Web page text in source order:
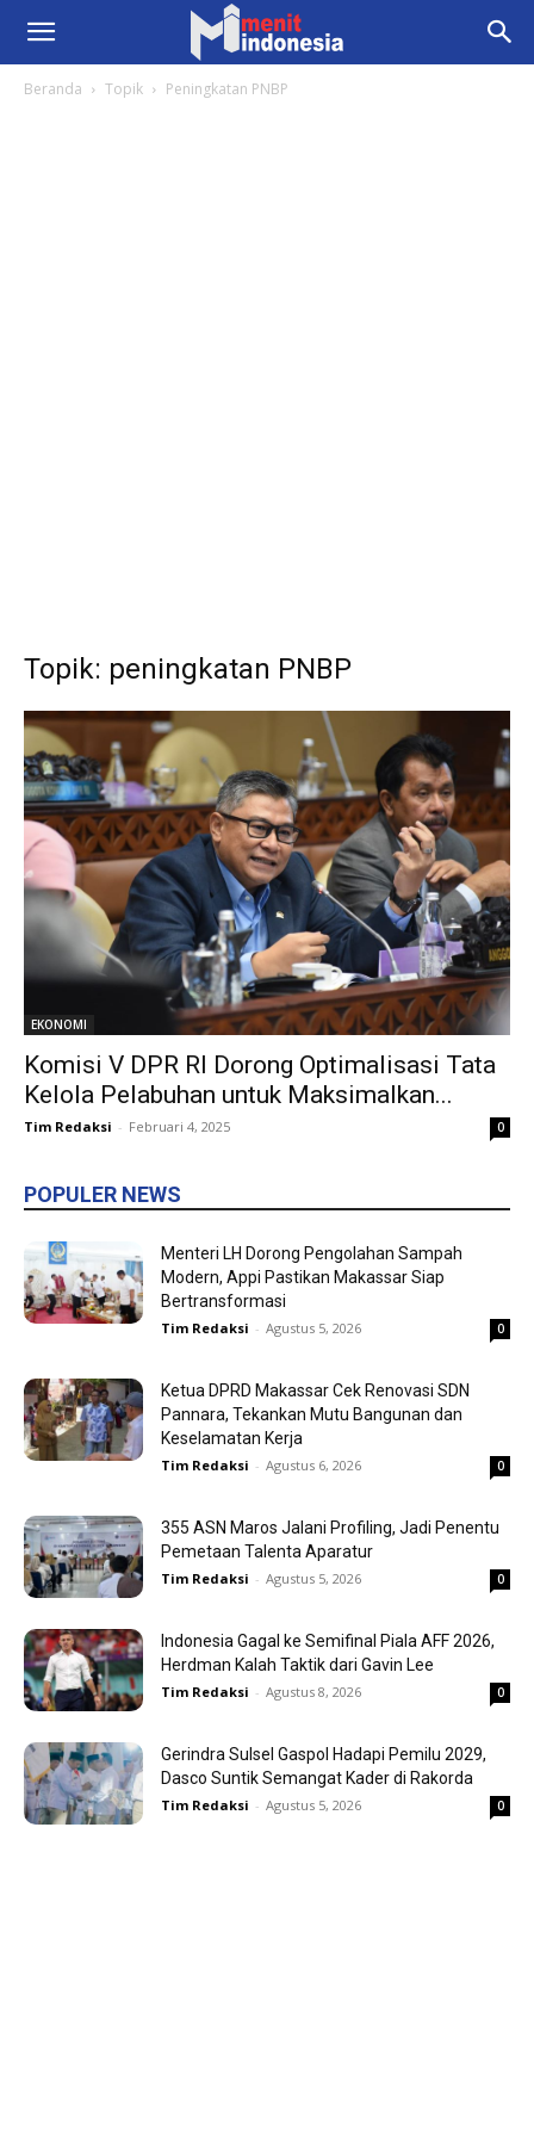
Beranda Topik Peningkatan PNBP
Topik: peningkatan PNBP
EKONOMI
Komisi V DPR RI Dorong Optimalisasi Tata
Kelola Pelabuhan untuk Maksimalkan...
Tim Redaksi - Februari 4, 2025 0
POPULER NEWS
Menteri LH Dorong Pengolahan Sampah
Modern, Appi Pastikan Makassar Siap
Bertransformasi
Tim Redaksi - Agustus 5, 2026 0
Ketua DPRD Makassar Cek Renovasi SDN
Pannara, Tekankan Mutu Bangunan dan
Keselamatan Kerja
Tim Redaksi - Agustus 6, 2026 0
355 ASN Maros Jalani Profiling, Jadi Penentu
Pemetaan Talenta Aparatur
Tim Redaksi - Agustus 5, 2026 0
Indonesia Gagal ke Semifinal Piala AFF 2026,
Herdman Kalah Taktik dari Gavin Lee
Tim Redaksi - Agustus 8, 2026 0
Gerindra Sulsel Gaspol Hadapi Pemilu 2029,
Dasco Suntik Semangat Kader di Rakorda
Tim Redaksi - Agustus 5, 2026 0